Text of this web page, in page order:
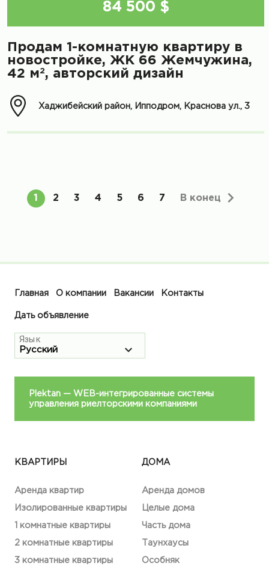
84 500 $
Продам 1-комнатную квартиру в
новостройке, ЖК 66 Жемчужина,
42 м2, авторский дизайн
Хаджибейский район, Ипподром, Краснова ул., 3
1 2 3 4 5 6 7 В конец
Главная О компании Вакансии Контакты
Дать объявление
Язык
Plektan — WEB-интегрированные системы
управления риелторскими компаниями
КВАРТИРЫ
Аренда квартир
Изолированные квартиры
1 комнатные квартиры
2 комнатные квартиры
3 комнатные квартиры
ДОМА
Аренда домов
Целые дома
Часть дома
Таунхаусы
Особняк